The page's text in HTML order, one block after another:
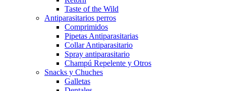
Taste of the Wild
Antiparasitarios perros
Comprimidos
Pipetas Antiparasitarias
Collar Antiparasitario
Spray antiparasitario
Champú Repelente y Otros
Snacks y Chuches
Galletas